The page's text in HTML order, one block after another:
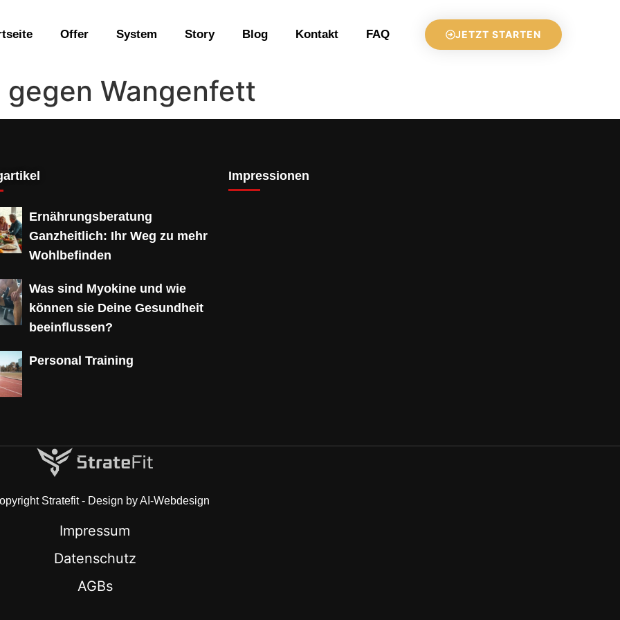
Offer System Story Blog Kontakt FAQ JETZT STARTEN
gegen Wangenfett
Ernährungsberatung
Ganzheitlich: Ihr Weg zu mehr
Wohlbefinden
Was sind Myokine und wie
können sie Deine Gesundheit
beeinflussen?
Personal Training
Impressionen
Stratefit - Design by AI-Webdesign
Impressum
Datenschutz
AGBs